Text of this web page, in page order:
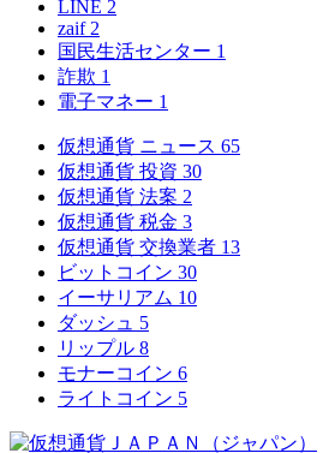
LINE 2
zaif 2
国民生活センター 1
詐欺 1
電子マネー 1
仮想通貨 ニュース 65
仮想通貨 投資 30
仮想通貨 法案 2
仮想通貨 税金 3
仮想通貨 交換業者 13
ビットコイン 30
イーサリアム 10
ダッシュ 5
リップル 8
モナーコイン 6
ライトコイン 5